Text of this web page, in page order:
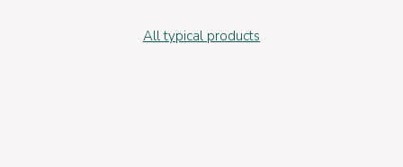
All typical products